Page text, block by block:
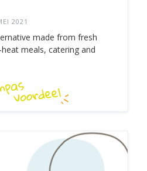
2021
made from fresh
meals, catering and